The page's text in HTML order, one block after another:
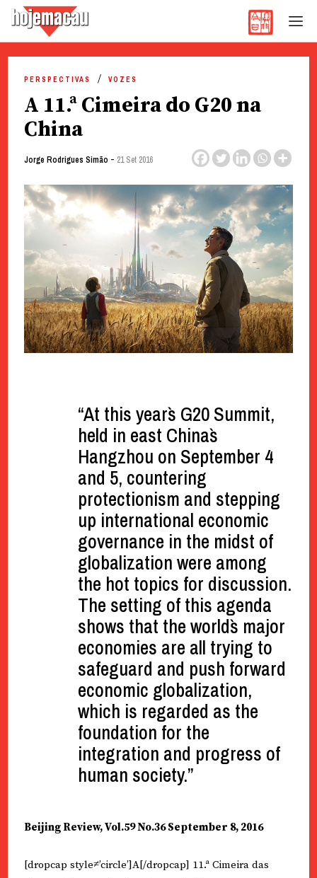
content
PERSPECTIVAS VOZES
A 11.ª Cimeira do G20 na
China
Jorge Rodrigues Simão - 21 Set 2016
“At this year`s G20 Summit,
held in east China`s
Hangzhou on September 4
and 5, countering
protectionism and stepping
up international economic
governance in the midst of
globalization were among
the hot topics for discussion.
The setting of this agenda
shows that the world`s major
economies are all trying to
safeguard and push forward
economic globalization,
which is regarded as the
foundation for the
integration and progress of
human society.”
Beijing Review, Vol.59 No.36 September 8, 2016
[dropcap style≠’circle’]A[/dropcap] 11.ª Cimeira das